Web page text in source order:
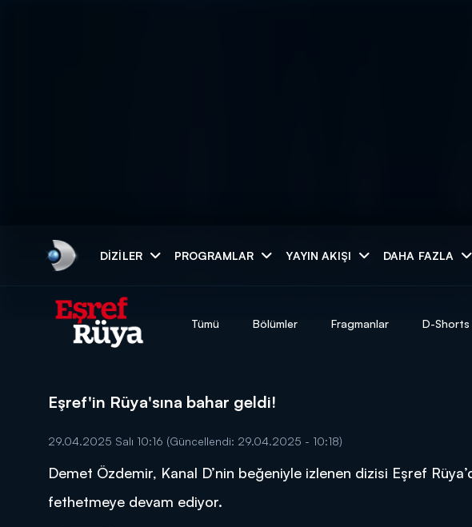
DIZILER PROGRAMLAR YAYIN AKIŞI DAHA FAZLA
DİĞER SONUÇLAR
Tümü Bölümler Fragmanlar D-Shorts
Eşref'in Rüya'sına bahar geldi!
29.04.2025 Salı 10:16 (Güncellendi: 29.04.2025 - 10:18)
Demet Özdemir, Kanal D’nin beğeniyle izlenen dizisi Eşref
fethetmeye devam ediyor.